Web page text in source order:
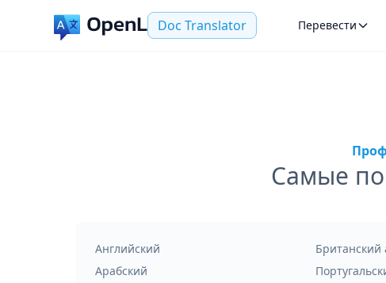
Doc Translator Перевести
Самые
Английский Британский
Арабский